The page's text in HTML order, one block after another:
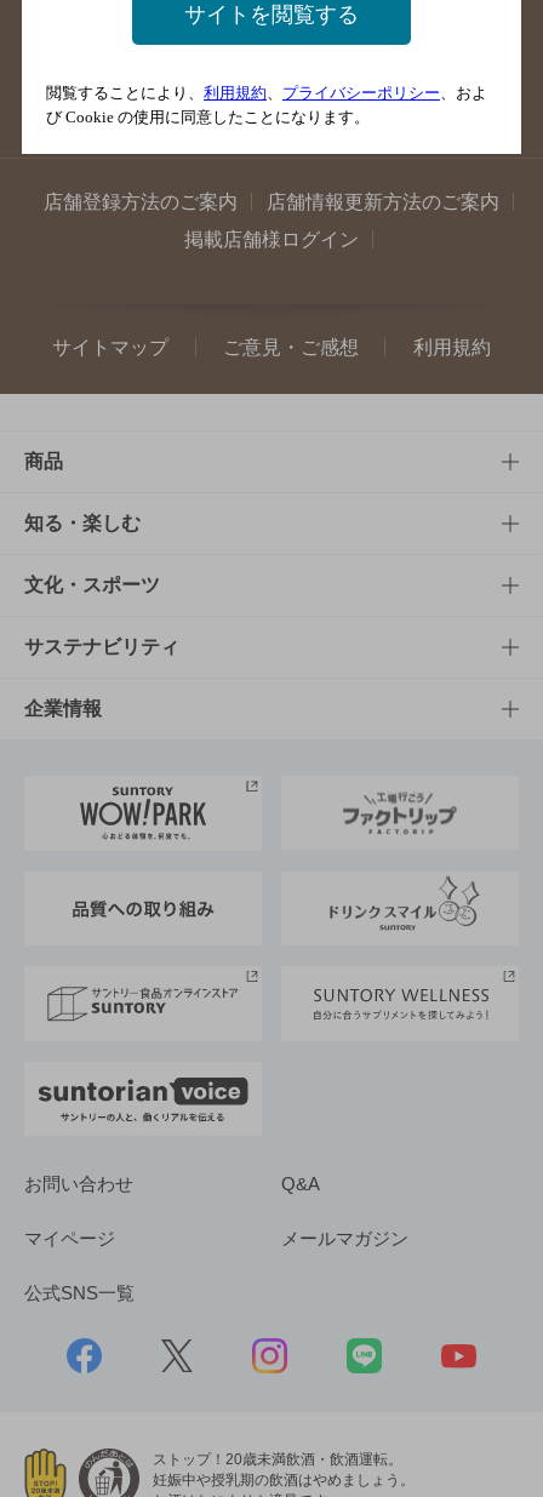
大分県のバー検索
熊本県のバー検索
沖縄県のバー検索
店舗登録方法のご案内
店舗情報更新方法のご案内
掲載店舗様ログイン
サイトマップ ご意見・ご感想 利用規約
商品
商品TOP
商品一覧
商品発売情報
栄養成分一覧
知る・楽しむ
知る・楽しむTOP
キャンペーン
工場見学
地域情報
文化・スポーツ
文化・スポーツTOP
サントリーホール
サントリーサンバーズ大阪
サステナビリティ
サステナビリティTOP
サントリーが考えるサステナビリティ経営
企業情報
企業概要
採用情報
お問い合わせ Q&A
マイページ メールマガジン
公式SNS一覧
ストップ！20歳未満飲酒・飲酒運転。
妊娠中や授乳期の飲酒はやめましょう。
サイトを閲覧する
閲覧することにより、 利用規約 プライバシーポリシー 、およ
び Cookie の使用に同意したことになります。